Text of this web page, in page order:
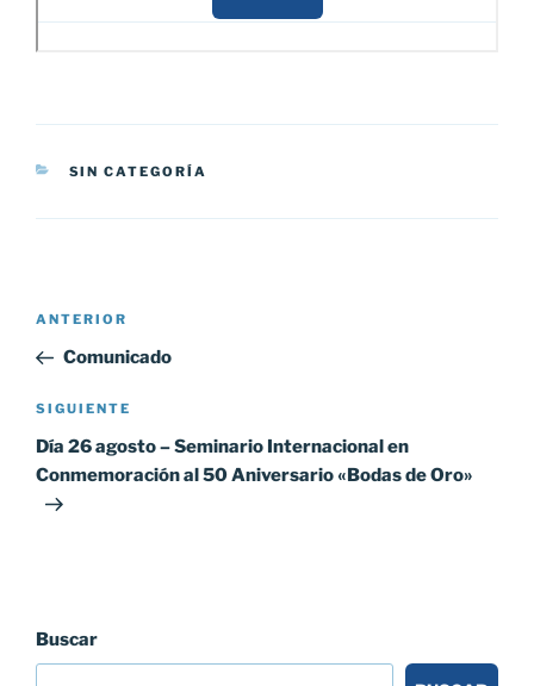
CATEGORÍAS
SIN CATEGORÍA
Navegación
entradas
Entrada
anterior:
ANTERIOR
Comunicado
Siguiente
entrada
SIGUIENTE
Día 26 agosto – Seminario Internacional en
Conmemoración al 50 Aniversario «Bodas de Oro»
Buscar